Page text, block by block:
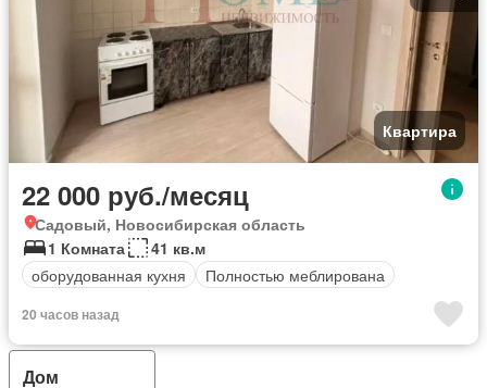
Квартира
22 000 руб./месяц
Садовый, Новосибирская область
1 Комната
41 кв.м
оборудованная кухня
Полностью меблирована
20 часов назад
Дом